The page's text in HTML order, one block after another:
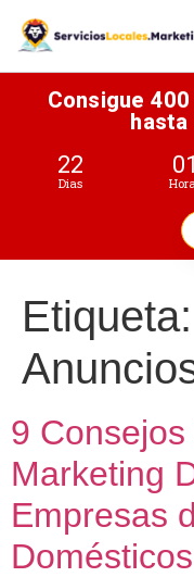
Consigue
hasta
22
Dias
01
Etiqueta:
9
Marketing
Empresas
Domésticos